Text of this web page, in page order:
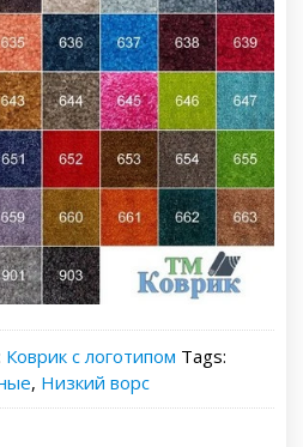
Коврик с логотипом Tags:
, Низкий ворс